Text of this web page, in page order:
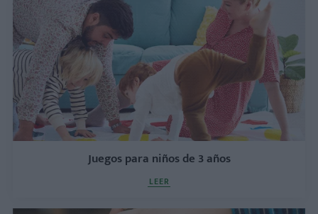
Juegos para niños de 3 años
LEER